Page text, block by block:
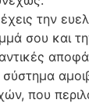
την
σου και
σύστημα
που